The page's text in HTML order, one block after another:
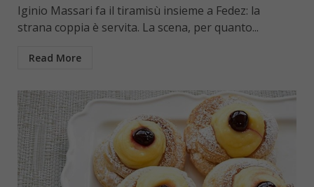
Iginio Massari fa il tiramisù insieme a Fedez: la
strana coppia è servita. La scena, per quanto...
Read More